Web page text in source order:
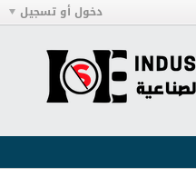
دخول أو تسجيل